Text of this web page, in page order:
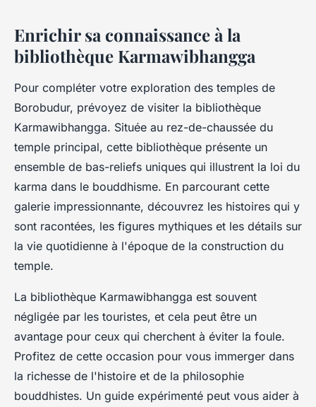
Enrichir sa connaissance à la
bibliothèque Karmawibhangga
Pour compléter votre exploration des temples de
Borobudur, prévoyez de visiter la bibliothèque
Karmawibhangga. Située au rez-de-chaussée du
temple principal, cette bibliothèque présente un
ensemble de bas-reliefs uniques qui illustrent la loi du
karma dans le bouddhisme. En parcourant cette
galerie impressionnante, découvrez les histoires qui y
sont racontées, les figures mythiques et les détails sur
la vie quotidienne à l'époque de la construction du
temple.
La bibliothèque Karmawibhangga est souvent
négligée par les touristes, et cela peut être un
avantage pour ceux qui cherchent à éviter la foule.
Profitez de cette occasion pour vous immerger dans
la richesse de l'histoire et de la philosophie
bouddhistes. Un guide expérimenté peut vous aider à